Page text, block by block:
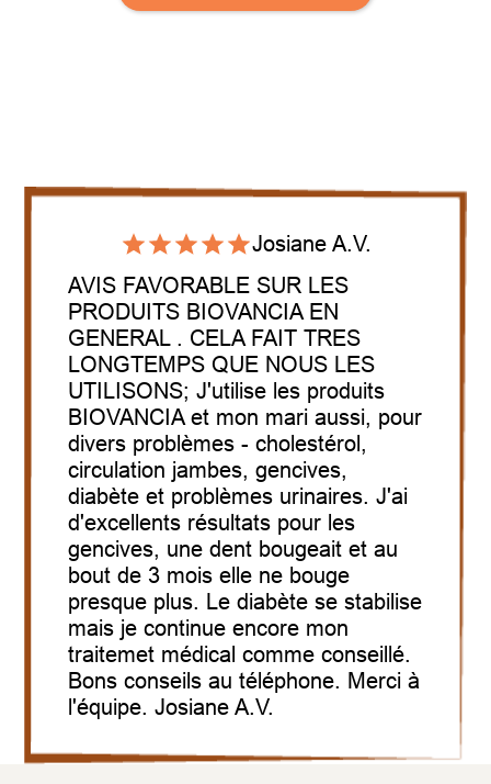
Josiane A.V.
AVIS FAVORABLE SUR LES
PRODUITS BIOVANCIA EN
GENERAL . CELA FAIT TRES
LONGTEMPS QUE NOUS LES
UTILISONS; J'utilise les produits
BIOVANCIA et mon mari aussi, pour
divers problèmes - cholestérol,
circulation jambes, gencives,
diabète et problèmes urinaires. J'ai
d'excellents résultats pour les
gencives, une dent bougeait et au
bout de 3 mois elle ne bouge
presque plus. Le diabète se stabilise
mais je continue encore mon
traitemet médical comme conseillé.
Bons conseils au téléphone. Merci à
l'équipe. Josiane A.V.